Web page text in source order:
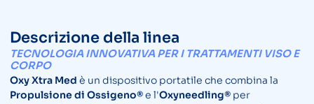
Descrizione della linea
TECNOLOGIA INNOVATIVA PER I TRATTAMENTI VISO E
CORPO
Oxy Xtra Med è un dispositivo portatile che combina la
Propulsione di Ossigeno®e l'Oxyneedling® per